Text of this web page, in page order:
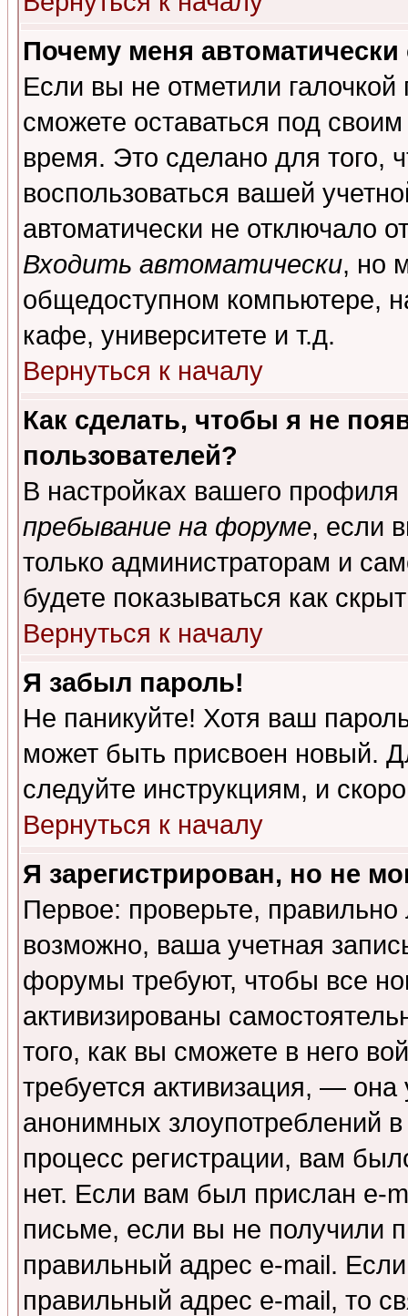
Почему меня автоматически
Если вы не отметили галочкой
сможете оставаться под
время. Это сделано для того,
воспользоваться вашей
автоматически не отключало
Входить автоматически, но
общедоступном компьютере,
кафе, университете и т.д.
Вернуться к началу
Как сделать, чтобы я не
пользователей?
В настройках вашего
пребывание на форуме, если
только администраторам и
будете показываться как
Вернуться к началу
Я забыл пароль!
Не паникуйте! Хотя ваш
может быть присвоен новый.
следуйте инструкциям, и
Вернуться к началу
Я зарегистрирован, но не
Первое: проверьте,
возможно, ваша учетная
форумы требуют, чтобы все
активизированы
того, как вы сможете в него
требуется активизация, —
анонимных злоупотреблений
процесс регистрации, вам
нет. Если вам был прислан e-
письме, если вы не получили
правильный адрес e-mail.
правильный адрес e-mail, то